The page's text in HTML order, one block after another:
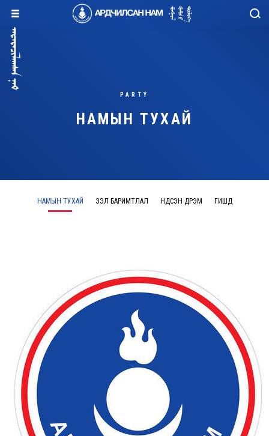
PARTY
НАМЫН ТУХАЙ
НАМЫН ТУХАЙ ҮЗЭЛ БАРИМТЛАЛ ҮНДСЭН ДҮРЭМ ГИШҮҮД